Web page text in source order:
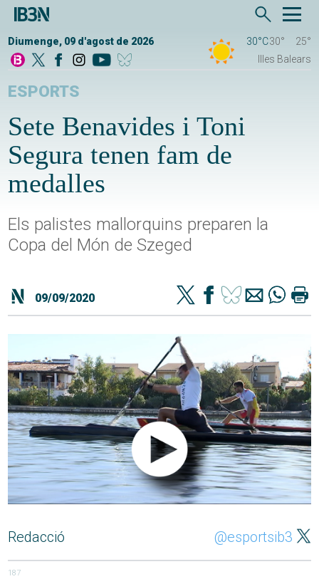
Diumenge, 09 d'agost de 2026 30°C30°
25°
Illes Balears
ESPORTS
Sete Benavides i Toni
Segura tenen fam de
medalles
Els palistes mallorquins preparen la
Copa del Món de Szeged
09/09/2020
Redacció @esportsib3
187